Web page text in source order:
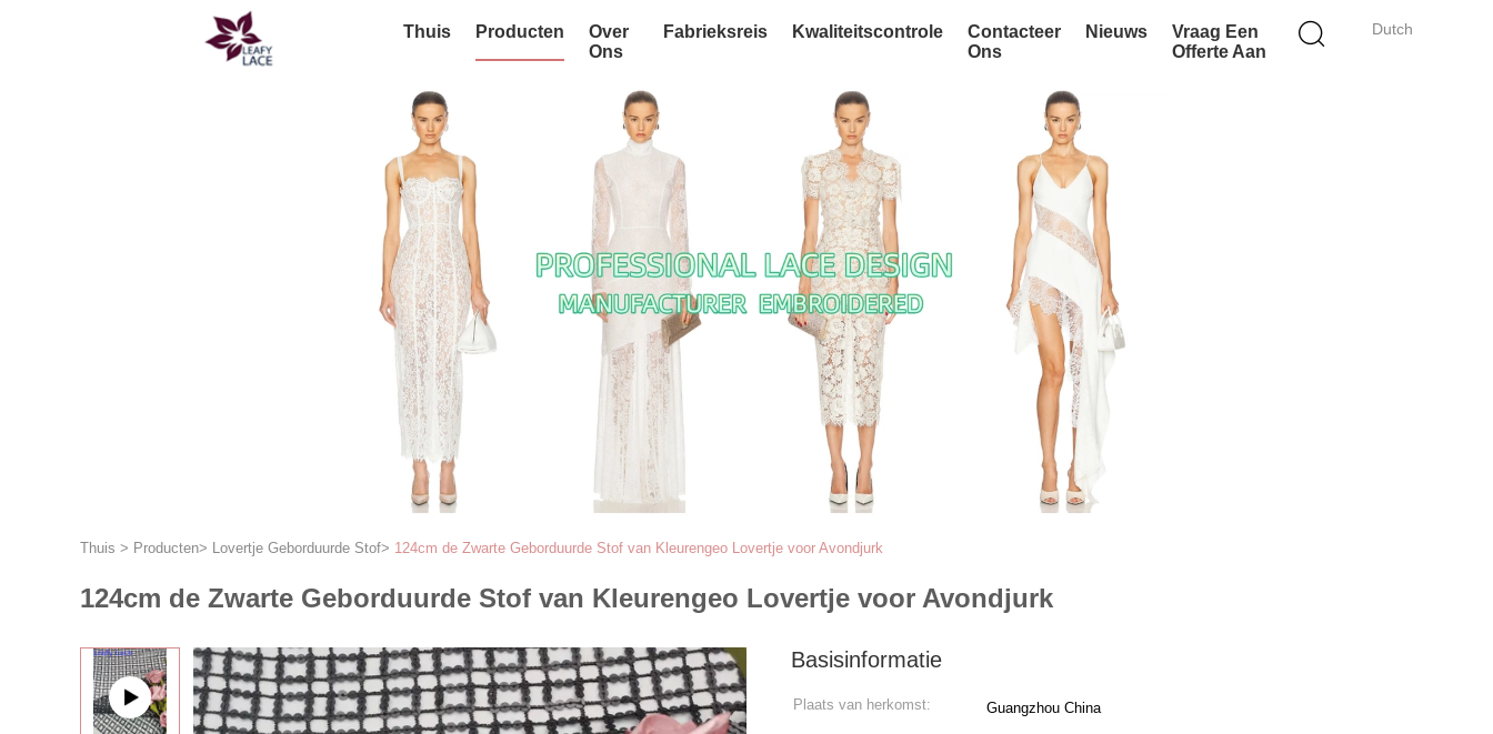
Dutch
Thuis Producten
Over
Ons
Fabrieksreis Kwaliteitscontrole
Contacteer
Ons
Nieuws
Vraag Een
Offerte Aan
Thuis > Producten> Lovertje Geborduurde Stof> 124cm de Zwarte Geborduurde Stof van Kleurengeo Lovertje voor Avondjurk
124cm de Zwarte Geborduurde Stof van Kleurengeo Lovertje voor Avondjurk
Basisinformatie
Plaats van herkomst: Guangzhou China